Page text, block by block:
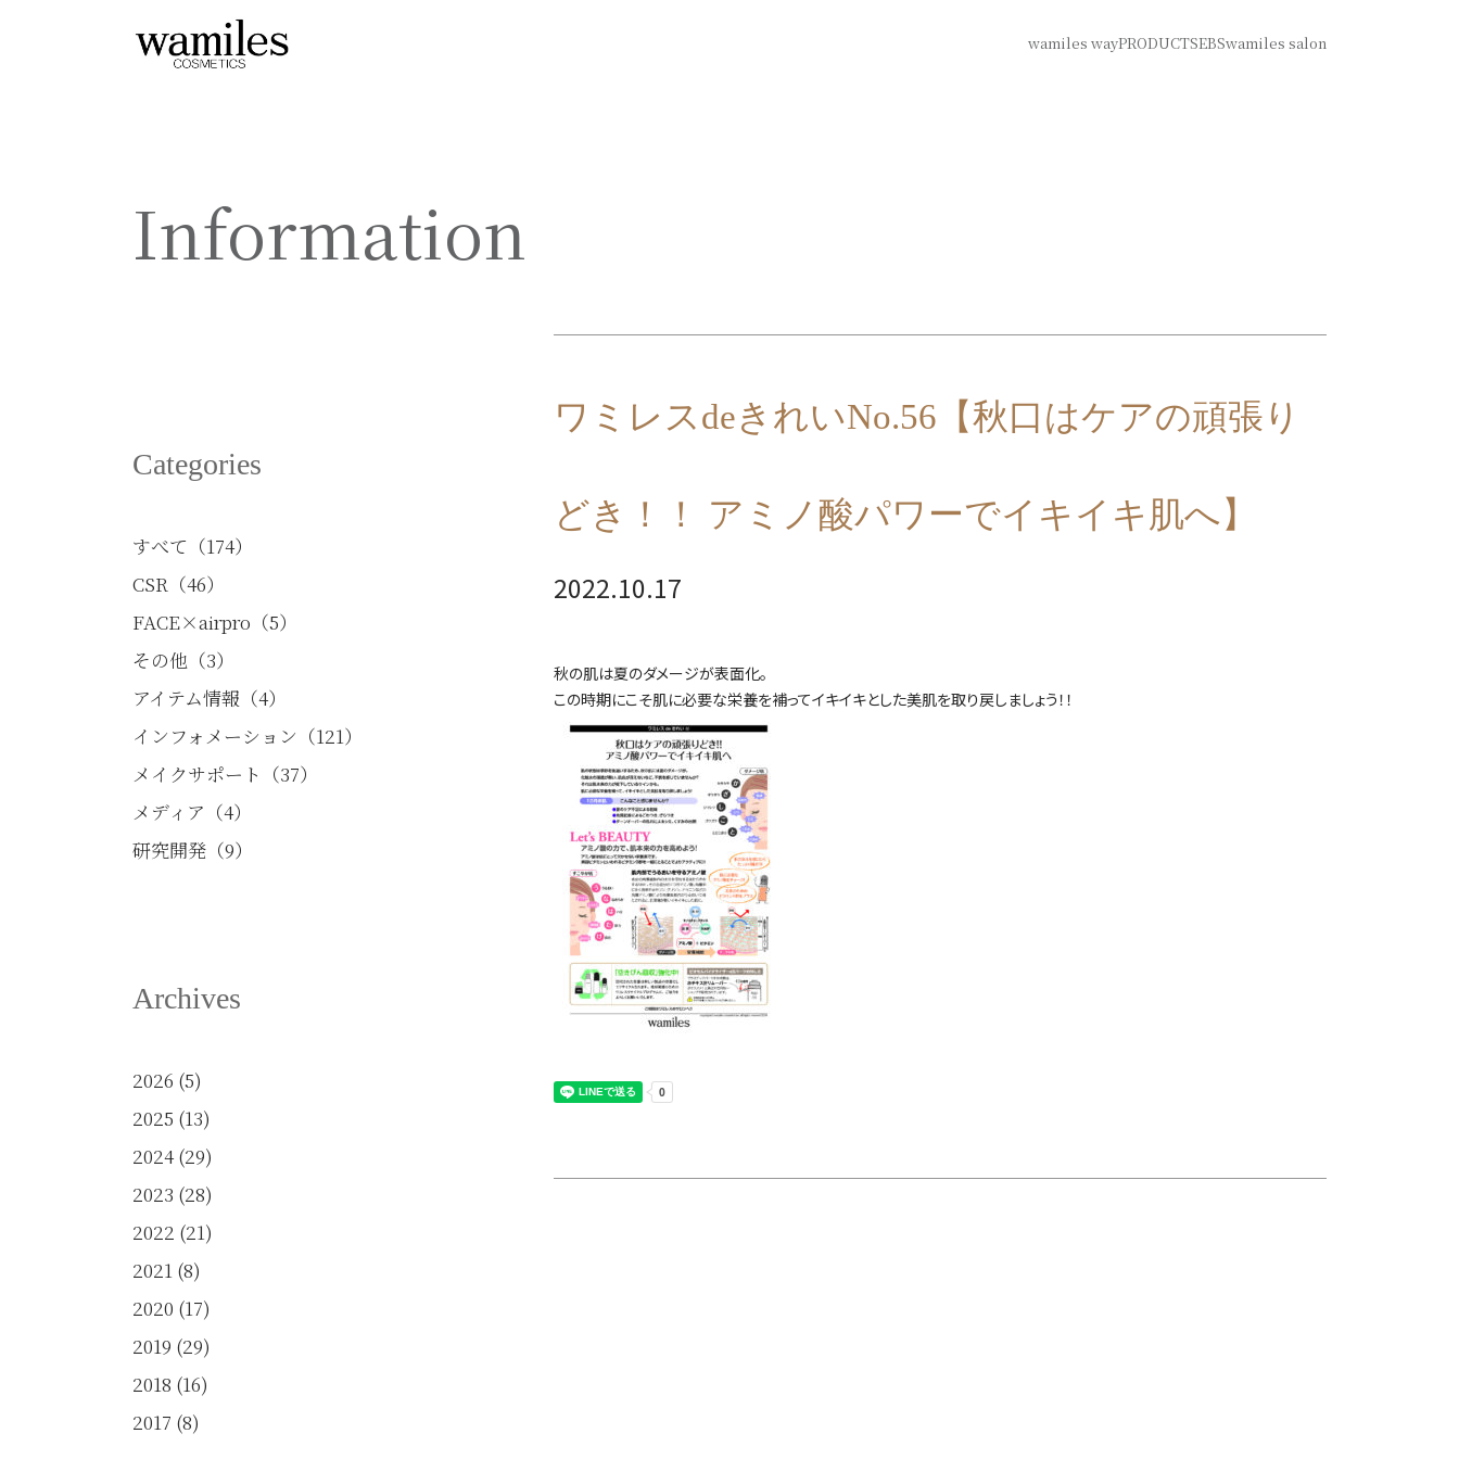
wamiles wayPRODUCTSEBSwamiles salon
Information
Categories
すべて（174）
CSR（46）
FACE×airpro（5）
その他（3）
アイテム情報（4）
インフォメーション（121）
メイクサポート（37）
メディア（4）
研究開発（9）
Archives
2026 (5)
2025 (13)
2024(29)
2023 (28)
2022 (21)
2021 (8)
2020 (17)
2019 (29)
2018 (16)
2017 (8)
ワミレスdeきれいNo.56【秋口はケアの頑張り
どき！！ アミノ酸パワーでイキイキ肌へ】
2022.10.17
秋の肌は夏のダメージが表面化。
この時期にこそ肌に必要な栄養を補ってイキイキとした美肌を取り戻しましょう！！